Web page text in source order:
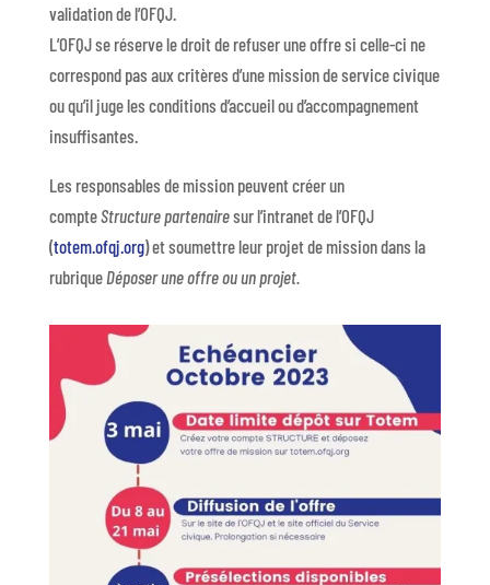
validation de l’OFQJ.
L’OFQJ se réserve le droit de refuser une offre si celle-ci ne
correspond pas aux critères d’une mission de service civique
ou qu’il juge les conditions d’accueil ou d’accompagnement
insuffisantes.
Les responsables de mission peuvent créer un
compteStructure partenairesur l’intranet de l’OFQJ
(totem.ofqj.org) et soumettre leur projet de mission dans la
rubrique Déposer une offre ou un projet.